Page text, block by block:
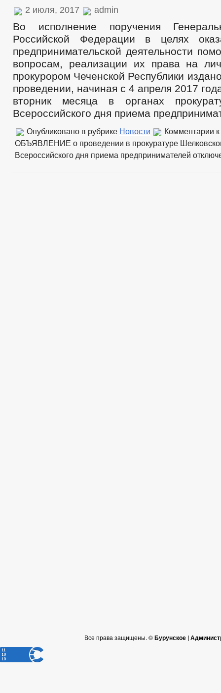
2 июля, 2017 admin
Во исполнение поручения
Российской Федерации в целях
предпринимательской деятельности
вопросам, реализации их права на
прокурором Чеченской Республики
проведении, начиная с 4 апреля 2017
вторник месяца в органах
Всероссийского дня приема
Опубликовано в рубрике Новости Комментарии
ОБЪЯВЛЕНИЕ о проведении в прокуратуре
Всероссийского дня приема предпринимателей
Все права защищены. ©Бурунское |